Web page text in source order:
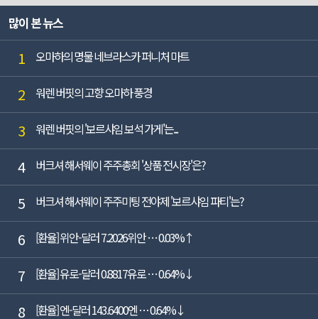
많이 본 뉴스
1 오마하의 명물 네브라스카 퍼니처 마트
2 워렌 버핏의 고향 오마하 풍경
3 워렌 버핏의 '보르샤임 보석 가게'는...
4 버크셔 해서웨이 주주총회 '상품 전시장'은?
5 버크셔 해서웨이 주주미팅 전야제 '보르샤임 파티'는?
6 [환율] 위안-달러 7.2026위안 … 0.03%↑
7 [환율] 유로-달러 0.8817유로 … 0.64%↓
8 [환율] 엔-달러 143.6400엔 … 0.64%↓